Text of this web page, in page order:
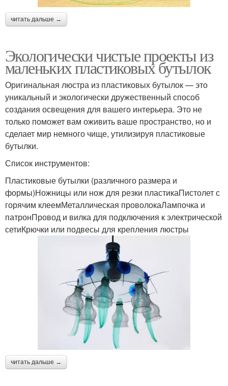
читать дальше →
Экологически чистые проекты из
маленьких пластиковых бутылок
Оригинальная люстра из пластиковых бутылок — это
уникальный и экологически дружественный способ
создания освещения для вашего интерьера. Это не
только поможет вам оживить ваше пространство, но и
сделает мир немного чище, утилизируя пластиковые
бутылки.
Список инструментов:
Пластиковые бутылки (различного размера и
формы)Ножницы или нож для резки пластикаПистолет с
горячим клеемМеталлическая проволокаЛампочка и
патронПровод и вилка для подключения к электрической
сетиКрючки или подвесы для крепления люстры
читать дальше →